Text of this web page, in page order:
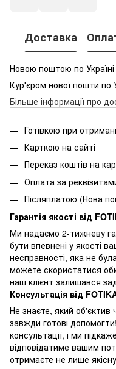
Доставка
Новою поштою по
Кур'єром нової пошти по
Більше інформації про
Готівкою при
Карткою на сайті
Переказ коштів на
Оплата за
Післяплатою (Нова
Гарантія якості від
Ми надаємо 2-тижневу
бути впевнені у якості
несправності, яка не
можете скористатися
наш клієнт залишався
Консультація від
Не знаєте, який об'єктив
завжди готові
консультації, і ми
відповідатиме вашим
отримаєте не лише